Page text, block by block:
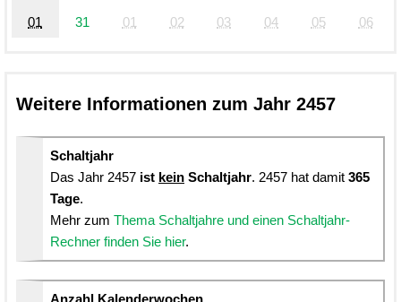
01
31 01 02 03 04 05 06
Weitere Informationen zum Jahr 2457
Schaltjahr
Das Jahr 2457 ist kein Schaltjahr. 2457 hat damit 365
Tage.
Mehr zum Thema Schaltjahre und einen Schaltjahr-
Rechner finden Sie hier.
Anzahl Kalenderwochen